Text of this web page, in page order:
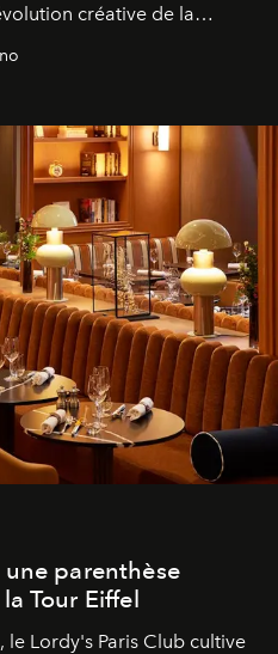
créative de la
une parenthèse
Tour Eiffel
le Lordy's Paris Club cultive